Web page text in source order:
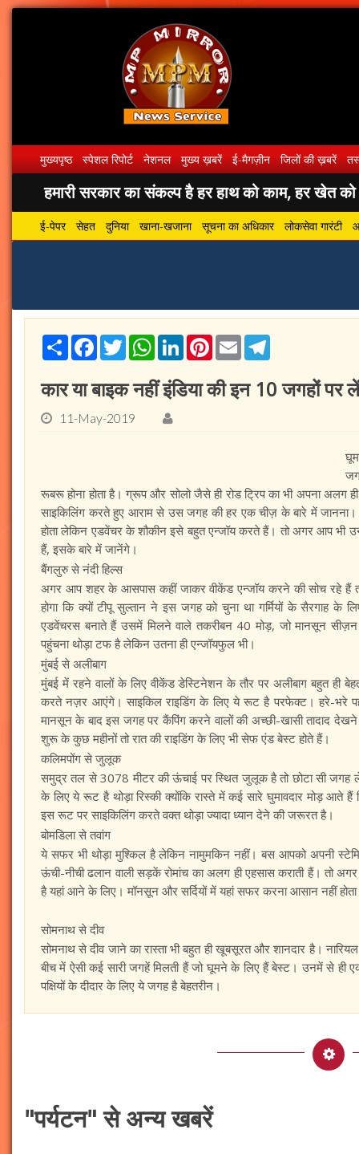
मुख्यपृष्ठ स्पेशल रिपोर्ट नेशनल मुख्य ख़बरें ई-मैगज़ीन जिलों की ख़बरें
हमारी सरकार का संकल्प है हर हाथ को काम, हर खेत को
ई-पेपर सेहत दुनिया खाना-खजाना सूचना का अधिकार लोकसेवा गारंटी
ShareFacebook
TwitterWhatsApp
LinkedInPinterest
Email
कार या बाइक नहीं इंडिया की इन 10 जगहों
11-May-2019
रूबरू होना होता है। ग्रूप और सोलो जैसे ही रोड ट्रिप का भी अपना अलग
साइकिलिंग करते हुए आराम से उस जगह की हर एक चीज़ के बारे में
होता लेकिन एडवेंचर के शौकीन इसे बहुत एन्जॉय करते हैं। तो अगर आप भी
हैं, इसके बारे में जानेंगे।
बैंगलुरु से नंदी हिल्स
अगर आप शहर के आसपास कहीं जाकर वीकेंड एन्जॉय करने की सोच रहे हैं
होगा कि क्यों टीपू सुल्तान ने इस जगह को चुना था गर्मियों के सैरगाह
एडवेंचरस बनाते हैं उसमें मिलने वाले तकरीबन 40 मोड़, जो मानसून
पहुंचना थोड़ा टफ है लेकिन उतना ही एन्जॉयफुल भी।
मुंबई से अलीबाग
मुंबई में रहने वालों के लिए वीकेंड डेस्टिनेशन के तौर पर अलीबाग बहुत ही
करते नज़र आएंगे। साइकिल राइडिंग के लिए ये रूट है परफेक्ट। हरे-भरे
मानसून के बाद इस जगह पर कैंपिंग करने वालों की अच्छी-खासी तादाद
शुरू के कुछ महीनों तो रात की राइडिंग के लिए भी सेफ एंड बेस्ट होते हैं।
कलिमपोंग से जुलूक
समुद्र तल से 3078 मीटर की ऊंचाई पर स्थित जुलूक है तो छोटा सी जगह
के लिए ये रूट है थोड़ा रिस्की क्योंकि रास्ते में कई सारे घुमावदार मोड़ आते
इस रूट पर साइकिलिंग करते वक्त थोड़ा ज्यादा ध्यान देने की जरूरत है।
बोमडिला से तवांग
ये सफर भी थोड़ा मुश्किल है लेकिन नामुमकिन नहीं। बस आपको अपनी
ऊंची-नीची ढलान वाली सड़कें रोमांच का अलग ही एहसास कराती हैं। तो
है यहां आने के लिए। मॉनसून और सर्दियों में यहां सफर करना आसान नहीं
सोमनाथ से दीव
सोमनाथ से दीव जाने का रास्ता भी बहुत ही खूबसूरत और शानदार है।
बीच में ऐसी कई सारी जगहें मिलती हैं जो घूमने के लिए हैं बेस्ट। उनमें से
पक्षियों के दीदार के लिए ये जगह है बेहतरीन।
"पर्यटन" से अन्य खबरें